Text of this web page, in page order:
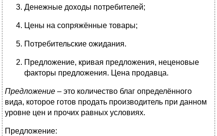
Денежные доходы потребителей;
Цены на сопряжённые товары;
Потребительские ожидания.
Предложение, кривая предложения, неценовые
факторы предложения. Цена продавца.
Предложение – это количество благ определённого
вида, которое готов продать производитель при данном
уровне цен и прочих равных условиях.
Предложение: